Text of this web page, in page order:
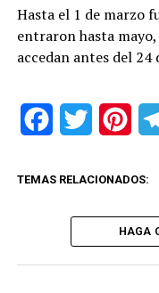
Hasta el 1 de marzo
entraron hasta
accedan antes del
FacebookTwitter
TEMAS RELACIONADOS:
HAGA